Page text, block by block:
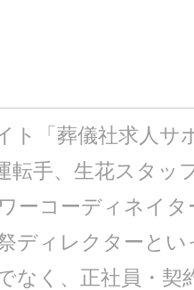
ト「葬儀社求人サ
転手、生花スタッ
ーコーディネイ
ディレクターと
なく、正社員・